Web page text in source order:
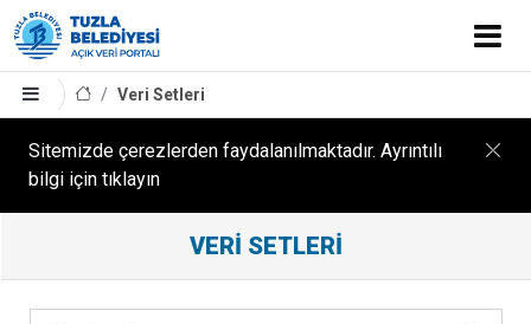
Veri Setleri
Sitemizde çerezlerden faydalanılmaktadır. Ayrıntılı
bilgi için tıklayın
Sonuçları
VERI SETLERI